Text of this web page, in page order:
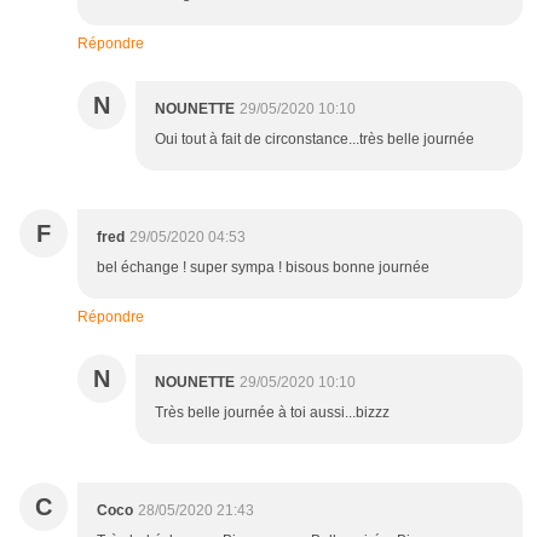
Répondre
N NOUNETTE 29/05/2020 10:10
Oui tout à fait de circonstance...très belle journée
F fred 29/05/2020 04:53
bel échange ! super sympa ! bisous bonne journée
Répondre
N NOUNETTE 29/05/2020 10:10
Très belle journée à toi aussi...bizzz
C Coco 28/05/2020 21:43